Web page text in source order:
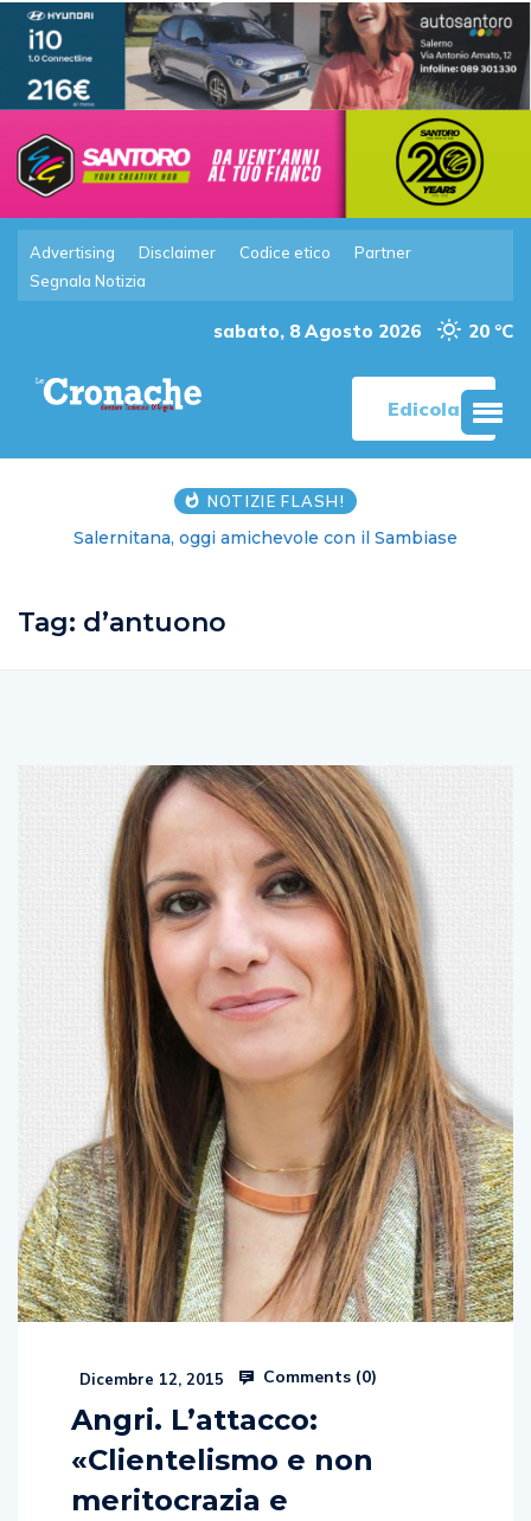
Advertising Disclaimer Codice etico
Partner
Segnala Notizia
sabato, 8 Agosto 2026 20 °C
Edicola
NOTIZIE FLASH!
Salernitana, oggi amichevole con il Sambiase
Tag: d’antuono
Dicembre 12, 2015 Comments (0)
Angri. L’attacco:
«Clientelismo e non
meritocrazia e